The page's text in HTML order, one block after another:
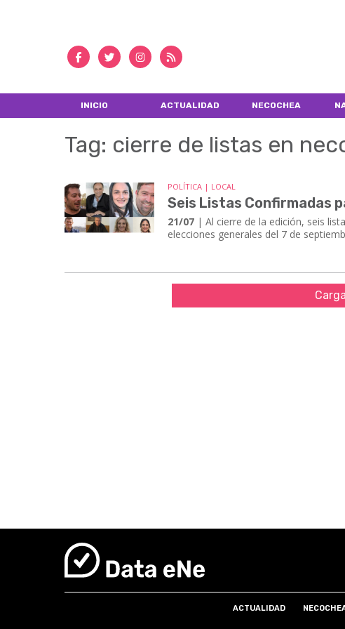
INICIO ACTUALIDAD NECOCHEA
Tag: cierre de listas en
POLÍTICA | LOCAL
Seis Listas Confirmadas
21/07 | ​​​​​​​Al cierre de la edición, seis
elecciones generales del 7 de
ACTUALIDAD